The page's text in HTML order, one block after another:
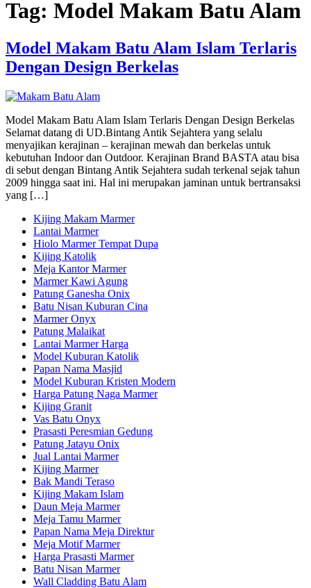
Tag: Model Makam Batu Alam
Model Makam Batu Alam Islam Terlaris
Dengan Design Berkelas
Model Makam Batu Alam Islam Terlaris Dengan Design Berkelas
Selamat datang di UD.Bintang Antik Sejahtera yang selalu
menyajikan kerajinan – kerajinan mewah dan berkelas untuk
kebutuhan Indoor dan Outdoor. Kerajinan Brand BASTA atau bisa
di sebut dengan Bintang Antik Sejahtera sudah terkenal sejak tahun
2009 hingga saat ini. Hal ini merupakan jaminan untuk bertransaksi
yang […]
Kijing Makam Marmer
Lantai Marmer
Hiolo Marmer Tempat Dupa
Kijing Katolik
Meja Kantor Marmer
Marmer Kawi Agung
Patung Ganesha Onix
Batu Nisan Kuburan Cina
Marmer Onyx
Patung Malaikat
Lantai Marmer Harga
Model Kuburan Katolik
Papan Nama Masjid
Model Kuburan Kristen Modern
Harga Patung Naga Marmer
Kijing Granit
Vas Batu Onyx
Prasasti Peresmian Gedung
Patung Jatayu Onix
Jual Lantai Marmer
Kijing Marmer
Bak Mandi Teraso
Kijing Makam Islam
Daun Meja Marmer
Meja Tamu Marmer
Papan Nama Meja Direktur
Meja Motif Marmer
Harga Prasasti Marmer
Batu Nisan Marmer
Wall Cladding Batu Alam